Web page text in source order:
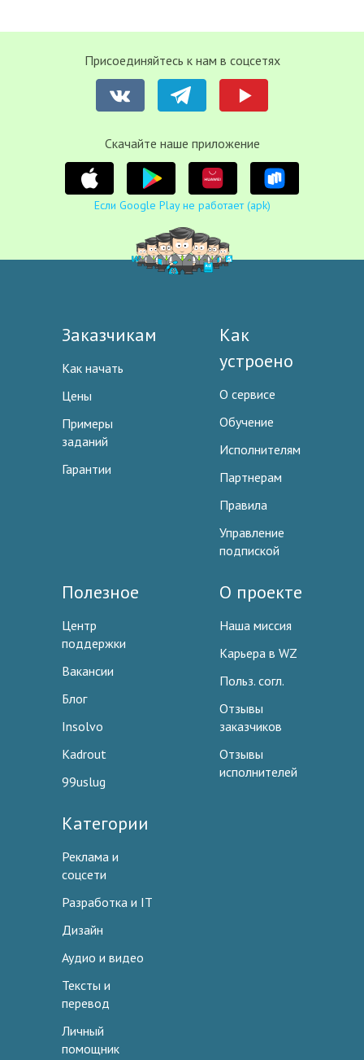
Присоединяйтесь к нам в соцсетях
Cкачайте наше приложение
Если Google Play не работает (apk)
Заказчикам
Как начать
Цены
Примеры
заданий
Гарантии
Как
устроено
О сервисе
Обучение
Исполнителям
Партнерам
Правила
Управление
подпиской
Полезное
Центр
поддержки
Вакансии
Блог
Insolvo
Kadrout
99uslug
О проекте
Наша миссия
Карьера в WZ
Польз. согл.
Отзывы
заказчиков
Отзывы
исполнителей
Категории
Реклама и
соцсети
Разработка и IT
Дизайн
Аудио и видео
Тексты и
перевод
Личный
помощник